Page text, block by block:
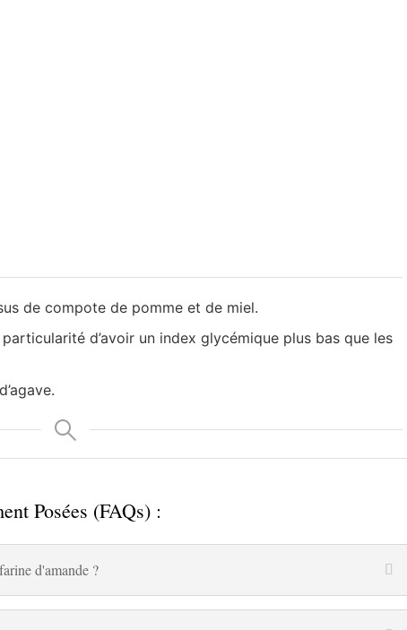
de compote de pomme et de miel.
d’avoir un index glycémique plus bas que les
Posées (FAQs) :
d'amande ?